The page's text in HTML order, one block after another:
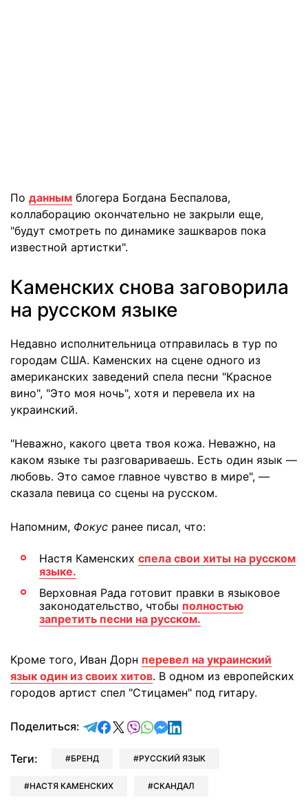
По данным блогера Богдана Беспалова,
коллаборацию окончательно не закрыли еще,
"будут смотреть по динамике зашкваров пока
известной артистки".
Каменских снова заговорила
на русском языке
Недавно исполнительница отправилась в тур по
городам США. Каменских на сцене одного из
американских заведений спела песни "Красное
вино", "Это моя ночь", хотя и перевела их на
украинский.
"Неважно, какого цвета твоя кожа. Неважно, на
каком языке ты разговариваешь. Есть один язык —
любовь. Это самое главное чувство в мире", —
сказала певица со сцены на русском.
Напомним, Фокус ранее писал, что:
Настя Каменских спела свои хиты на русском
языке.
Верховная Рада готовит правки в языковое
законодательство, чтобы полностью
запретить песни на русском.
Кроме того, Иван Дорн перевел на украинский
язык один из своих хитов. В одном из европейских
городов артист спел "Стицамен" под гитару.
Поделиться: отправить в Telegram
поделиться в Facebook
поделиться в X
отправить в Viber
отправить в Whatsapp
отправить в Messenger
отправить в LinkedIn
Теги: БРЕНД РУССКИЙ ЯЗЫК
НАСТЯ КАМЕНСКИХ СКАНДАЛ